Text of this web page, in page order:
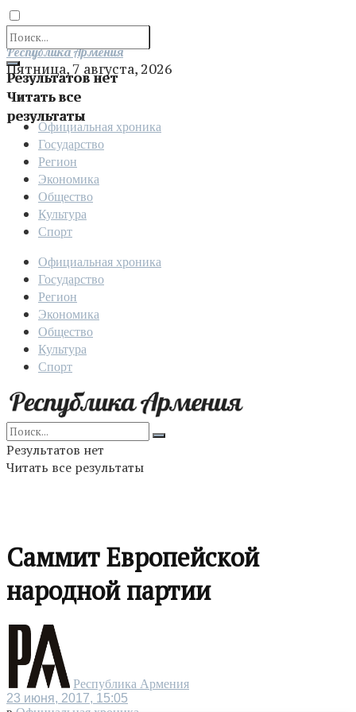
Результатов нет
Читать все
результаты
Отправить
Республика Армения
Пятница, 7 августа, 2026
Официальная хроника
Государство
Регион
Экономика
Общество
Культура
Спорт
Официальная хроника
Государство
Регион
Экономика
Общество
Культура
Спорт
Результатов нет
Читать все результаты
Саммит Европейской
народной партии
Республика Армения
23 июня, 2017, 15:05